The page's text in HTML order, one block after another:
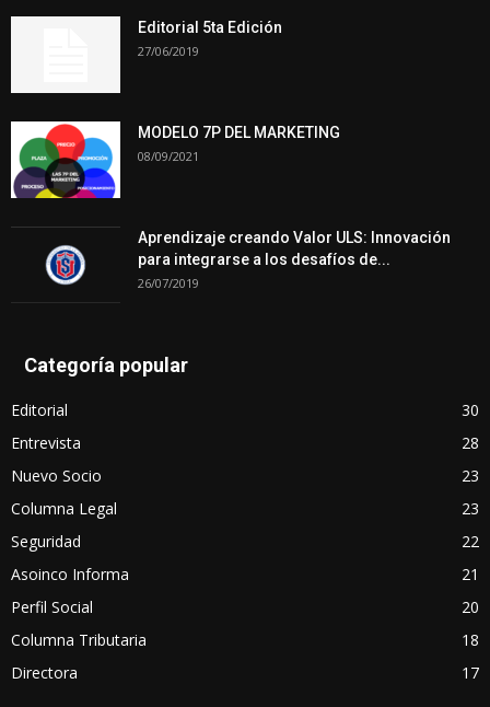
Editorial 5ta Edición
27/06/2019
MODELO 7P DEL MARKETING
08/09/2021
Aprendizaje creando Valor ULS: Innovación
para integrarse a los desafíos de...
26/07/2019
Categoría popular
Editorial
30
Entrevista
28
Nuevo Socio
23
Columna Legal
23
Seguridad
22
Asoinco Informa
21
Perfil Social
20
Columna Tributaria
18
Directora
17